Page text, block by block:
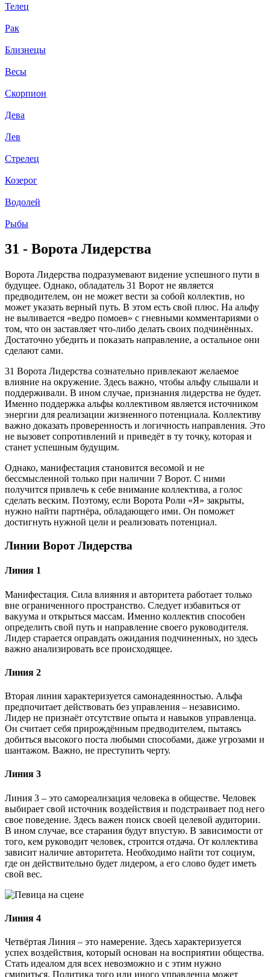
Телец
Рак
Близнецы
Весы
Скорпион
Дева
Лев
Стрелец
Козерог
Водолей
Рыбы
31 - Ворота Лидерства
Ворота Лидерства подразумевают видение успешного пути в
будущее. Однако, обладатель 31 Ворот не является
предводителем, он не может вести за собой коллектив, но
может указать верный путь. В этом есть свой плюс. На альфу
не выливается «ведро помоев» с гневными комментариями о
том, что он заставляет что-либо делать своих подчинённых.
Достаточно убедить и показать направление, а остальное они
сделают сами.
31 Ворота Лидерства сознательно привлекают желаемое
влияние на окружение. Здесь важно, чтобы альфу слышали и
поддерживали. В ином случае, признания лидерства не будет.
Именно поддержка альфы коллективом является источником
энергии для реализации жизненного потенциала. Коллективу
важно доказать проверенность и логичность направления. Это
не вызовет сопротивлений и приведёт в ту точку, которая и
станет успешным будущим.
Однако, манифестация становится весомой и не
бессмысленной только при наличии 7 Ворот. С ними
получится привлечь к себе внимание коллектива, а голос
сделать веским. Поэтому, если Ворота Роли «Я» закрыты,
нужно найти партнёра, обладающего ими. Он поможет
достигнуть нужной цели и реализовать потенциал.
Линии Ворот Лидерства
Линия 1
Манифестация. Сила влияния и авторитета работает только
вне ограниченного пространство. Следует избавиться от
вакуума и открыться массам. Именно коллектив способен
определить свой путь и направление своего руководителя.
Лидер старается оправдать ожидания подчиненных, но здесь
важно анализировать все происходящее.
Линия 2
Вторая линия характеризуется самонадеянностью. Альфа
предпочитает действовать без управления – независимо.
Лидер не признаёт отсутствие опыта и навыков управленца.
Он считает себя прирождённым предводителем, пытаясь
добиться высокого поста любыми способами, даже угрозами и
шантажом. Важно, не преступить черту.
Линия 3
Линия 3 – это самореализация человека в обществе. Человек
выбирает свой источник воздействия и подстраивает под него
свое поведение. Здесь важен поиск своей целевой аудитории.
В ином случае, все старания будут впустую. В зависимости от
того, кем руководит человек, строится отдача. От коллектива
зависит наличие авторитета. Необходимо найти тот социум,
где он действительно будет лидером, а его слово будет иметь
свой вес.
Линия 4
Четвёртая Линия – это намерение. Здесь характеризуется
успех воздействия, который основан на восприятии общества.
Стать идеалом для всех невозможно и с этим нужно
смириться. Политика того или иного управленца может